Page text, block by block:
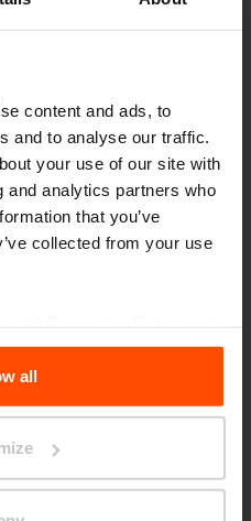
content and ads, to
and to analyse our traffic.
your use of our site with
and analytics partners who
that you’ve
collected from your use
.
all